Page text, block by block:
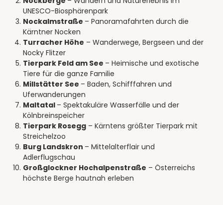
UNESCO-Biosphärenpark
Nockalmstraße – Panoramafahrten durch die
Kärntner Nocken
Turracher Höhe – Wanderwege, Bergseen und der
Nocky Flitzer
Tierpark Feld am See – Heimische und exotische
Tiere für die ganze Familie
Millstätter See – Baden, Schifffahren und
Uferwanderungen
Maltatal – Spektakuläre Wasserfälle und der
Kölnbreinspeicher
Tierpark Rosegg – Kärntens größter Tierpark mit
Streichelzoo
Burg Landskron – Mittelalterflair und
Adlerflugschau
Großglockner Hochalpenstraße – Österreichs
höchste Berge hautnah erleben